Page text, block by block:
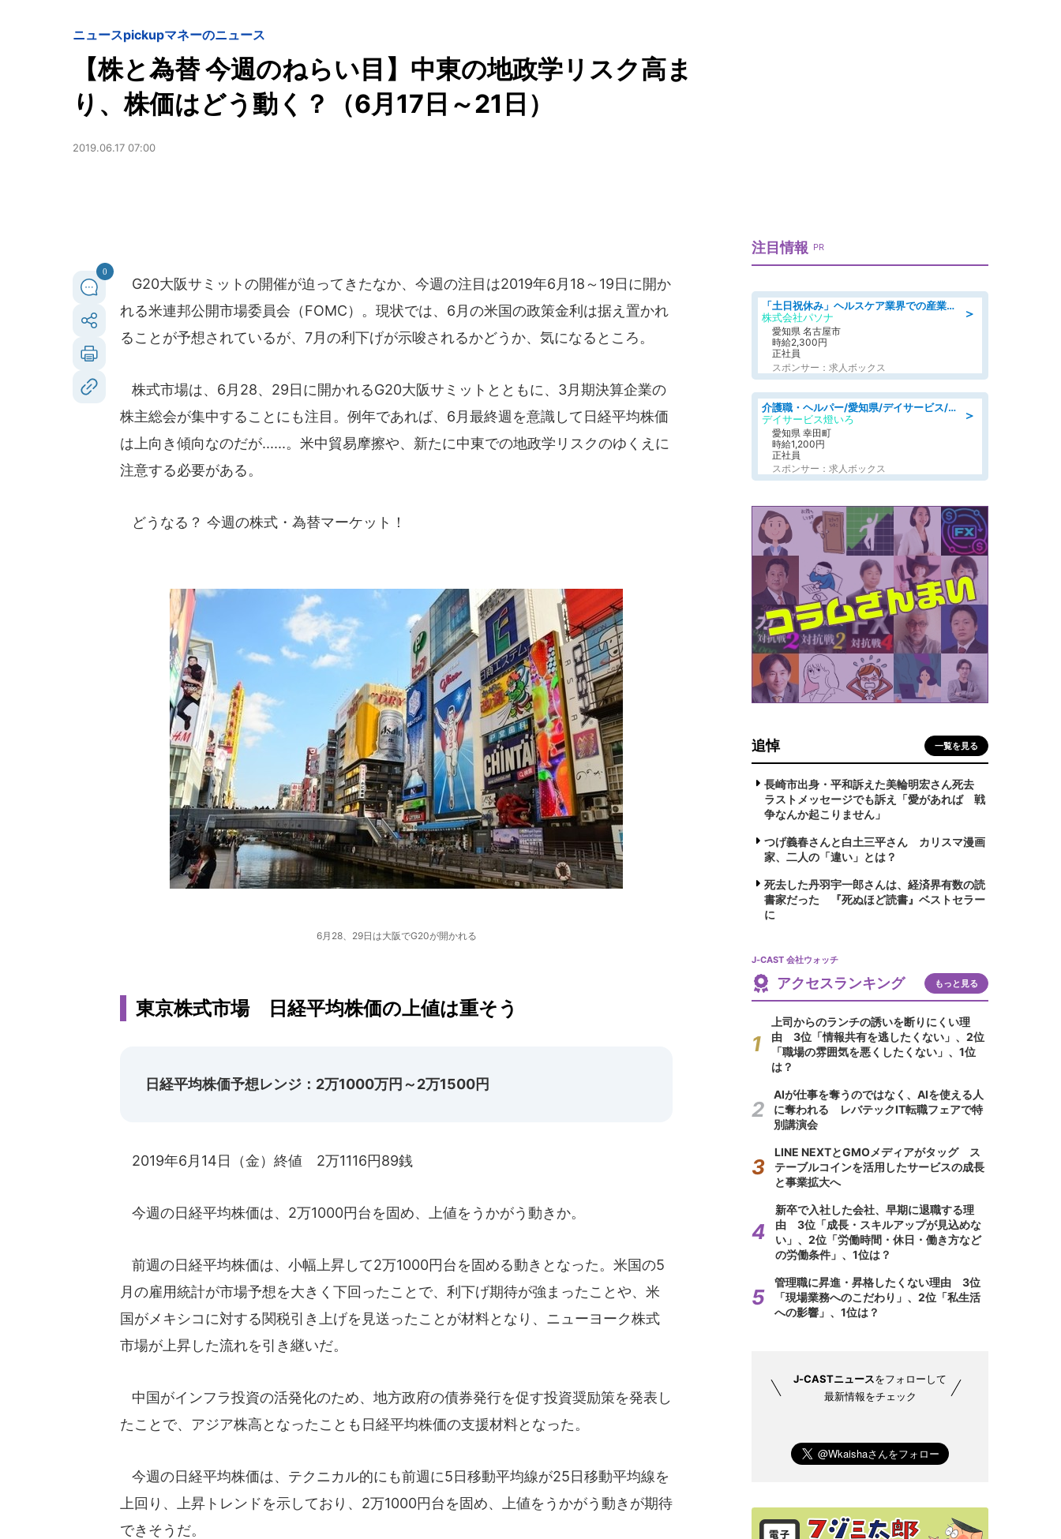
ニュースpickupマネーのニュース
【株と為替 今週のねらい目】中東の地政学リスク高ま
り、株価はどう動く？（6月17日～21日）
2019.06.17 07:00
0
G20大阪サミットの開催が迫ってきたなか、今週の注目は2019年6月18～19日に開か
れる米連邦公開市場委員会（FOMC）。現状では、6月の米国の政策金利は据え置かれ
ることが予想されているが、7月の利下げが示唆されるかどうか、気になるところ。
株式市場は、6月28、29日に開かれるG20大阪サミットとともに、3月期決算企業の
株主総会が集中することにも注目。例年であれば、6月最終週を意識して日経平均株価
は上向き傾向なのだが......。米中貿易摩擦や、新たに中東での地政学リスクのゆくえに
注意する必要がある。
どうなる？ 今週の株式・為替マーケット！
6月28、29日は大阪でG20が開かれる
東京株式市場 日経平均株価の上値は重そう
日経平均株価予想レンジ：2万1000万円～2万1500円
2019年6月14日（金）終値 2万1116円89銭
今週の日経平均株価は、2万1000円台を固め、上値をうかがう動きか。
前週の日経平均株価は、小幅上昇して2万1000円台を固める動きとなった。米国の5
月の雇用統計が市場予想を大きく下回ったことで、利下げ期待が強まったことや、米
国がメキシコに対する関税引き上げを見送ったことが材料となり、ニューヨーク株式
市場が上昇した流れを引き継いだ。
中国がインフラ投資の活発化のため、地方政府の債券発行を促す投資奨励策を発表し
たことで、アジア株高となったことも日経平均株価の支援材料となった。
今週の日経平均株価は、テクニカル的にも前週に5日移動平均線が25日移動平均線を
上回り、上昇トレンドを示しており、2万1000円台を固め、上値をうかがう動きが期待
できそうだ。
注目情報 PR
＞
「土日祝休み」ヘルスケア業界での産業保健師業務/看護師/高時給/未経験OK/要資格:正看護師
株式会社パソナ
愛知県 名古屋市
時給2,300円
正社員
スポンサー：求人ボックス
＞
介護職・ヘルパー/愛知県/デイサービス/JR東海道本線 幸田/額田郡幸田町
デイサービス燈いろ
愛知県 幸田町
時給1,200円
正社員
スポンサー：求人ボックス
追悼 一覧を見る
長崎市出身・平和訴えた美輪明宏さん死去
ラストメッセージでも訴え「愛があれば 戦
争なんか起こりません」
つげ義春さんと白土三平さん カリスマ漫画
家、二人の「違い」とは？
死去した丹羽宇一郎さんは、経済界有数の読
書家だった 『死ぬほど読書』ベストセラー
に
J-CAST 会社ウォッチ
アクセスランキング もっと見る
上司からのランチの誘いを断りにくい理
由 3位「情報共有を逃したくない」、2位
「職場の雰囲気を悪くしたくない」、1位
は？
AIが仕事を奪うのではなく、AIを使える人
に奪われる レバテックIT転職フェアで特
別講演会
LINE NEXTとGMOメディアがタッグ ス
テーブルコインを活用したサービスの成長
と事業拡大へ
新卒で入社した会社、早期に退職する理
由 3位「成長・スキルアップが見込めな
い」、2位「労働時間・休日・働き方など
の労働条件」、1位は？
管理職に昇進・昇格したくない理由 3位
「現場業務へのこだわり」、2位「私生活
への影響」、1位は？
J-CASTニュースをフォローして
最新情報をチェック